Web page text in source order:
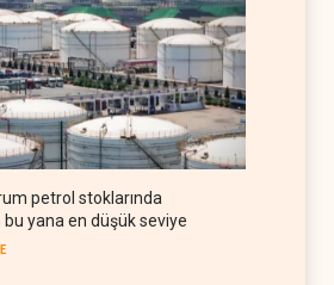
ordusunda geniş yankı buldu
İRAN 10 Ağustos 2026
İran’ın gözünden "Mekke
Ortak Savuma Anlaşması"
İRAN DOSYASI 10 Ağustos 2026
Perde arkası: İran'ın savaş
odasındaki yeni ama tanıdık
petrol stoklarında
yana en düşük seviye